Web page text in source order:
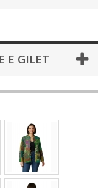
E GILET